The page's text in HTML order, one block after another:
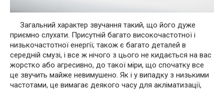
Загальний характер звучання такий, що його дуже
приємно слухати. Присутній багато високочастотної і
низькочастотної енергії; також є багато деталей в
середній смузі, і все ж нічого з цього не кидається на вас
жорстко або агресивно, до такої міри, що спочатку все
це звучить майже невимушено. Як і у випадку з низькими
частотами, це вимагає деякого часу для акліматизації,